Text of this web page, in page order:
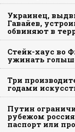
Украинец,
Гавайев,
обвиняют в
Стейк-хаус во
ужинать
Три
годами
Путин
рубежом
паспорт или